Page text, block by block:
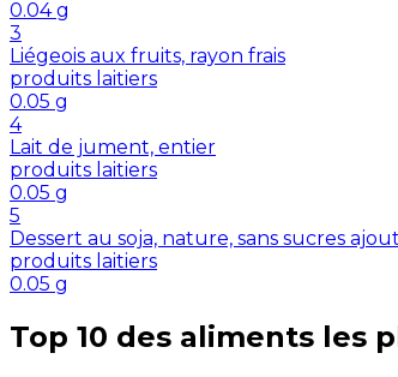
0.04 g
3
Liégeois aux fruits, rayon frais
produits laitiers
0.05 g
4
Lait de jument, entier
produits laitiers
0.05 g
5
Dessert au soja, nature, sans sucres
produits laitiers
0.05 g
Top 10 des aliments les